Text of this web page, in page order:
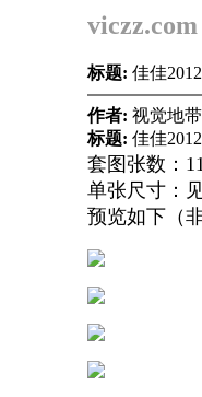
viczz.com
标题: 佳佳
作者: 视觉地
标题: 佳佳
套图张数：
单张尺寸：
预览如下（